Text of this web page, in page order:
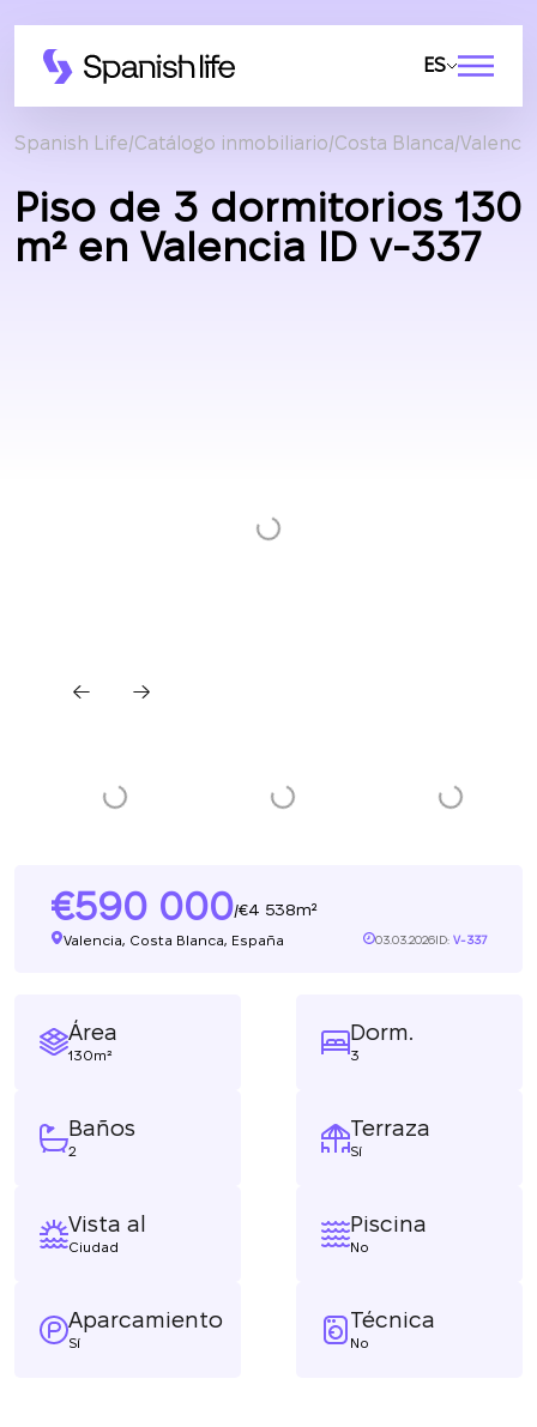
ES
Spanish Life Catálogo inmobiliario Costa Blanca Valencia
Piso de 3 dormitorios 130
m² en Valencia ID v-337
590 000/ 4 538m²
Valencia, Costa Blanca, España 03.03.2026ID: V-337
Área
130m²
Dorm.
3
Baños
2
Terraza
Sí
Vista al
Ciudad
Piscina
No
Aparcamiento
Sí
Técnica
No